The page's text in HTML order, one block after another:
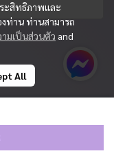
ะสิทธิภาพและ
ท่าน ท่านสามารถ
มเป็นส่วนตัว and
All